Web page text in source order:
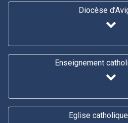
Diocèse
Enseignement
Eglise